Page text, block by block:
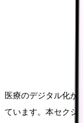
医療のデジタル化が
ています。本セクシ